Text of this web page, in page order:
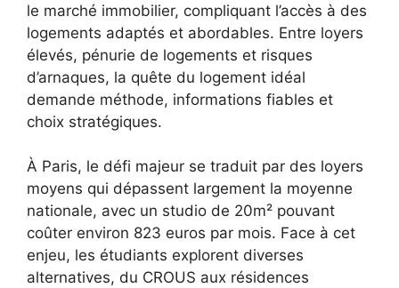
le marché immobilier, compliquant l’accès à des
logements adaptés et abordables. Entre loyers
élevés, pénurie de logements et risques
d’arnaques, la quête du logement idéal
demande méthode, informations fiables et
choix stratégiques.
À Paris, le défi majeur se traduit par des loyers
moyens qui dépassent largement la moyenne
nationale, avec un studio de 20m² pouvant
coûter environ 823 euros par mois. Face à cet
enjeu, les étudiants explorent diverses
alternatives, du CROUS aux résidences